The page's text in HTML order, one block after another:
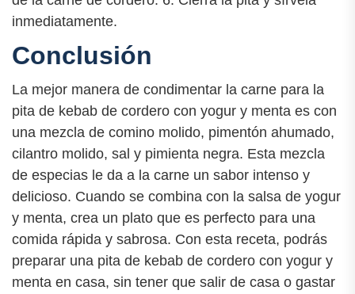
inmediatamente.
Conclusión
La mejor manera de condimentar la carne para la
pita de kebab de cordero con yogur y menta es con
una mezcla de comino molido, pimentón ahumado,
cilantro molido, sal y pimienta negra. Esta mezcla
de especias le da a la carne un sabor intenso y
delicioso. Cuando se combina con la salsa de yogur
y menta, crea un plato que es perfecto para una
comida rápida y sabrosa. Con esta receta, podrás
preparar una pita de kebab de cordero con yogur y
menta en casa, sin tener que salir de casa o gastar